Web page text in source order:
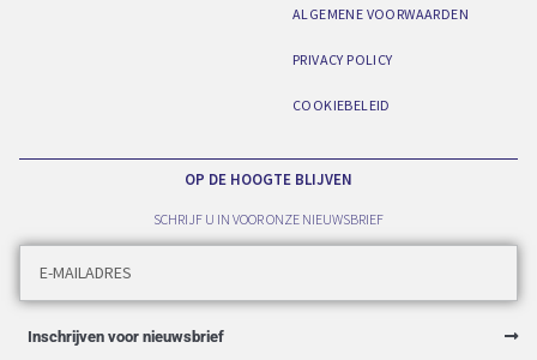
ALGEMENE VOORWAARDEN
PRIVACY POLICY
COOKIEBELEID
OP DE HOOGTE BLIJVEN
SCHRIJF U IN VOOR ONZE NIEUWSBRIEF
Inschrijven voor nieuwsbrief